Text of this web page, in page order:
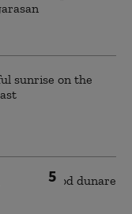
5